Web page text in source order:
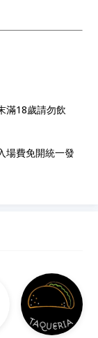
滿18歲請勿飲
場費免開統一發